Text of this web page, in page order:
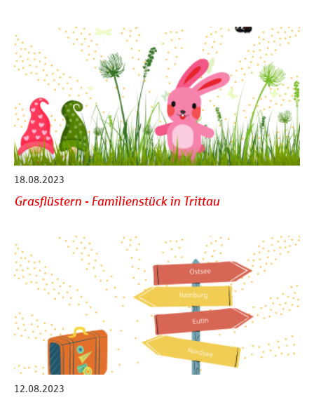
18.08.2023
Grasflüstern - Familienstück in Trittau
12.08.2023